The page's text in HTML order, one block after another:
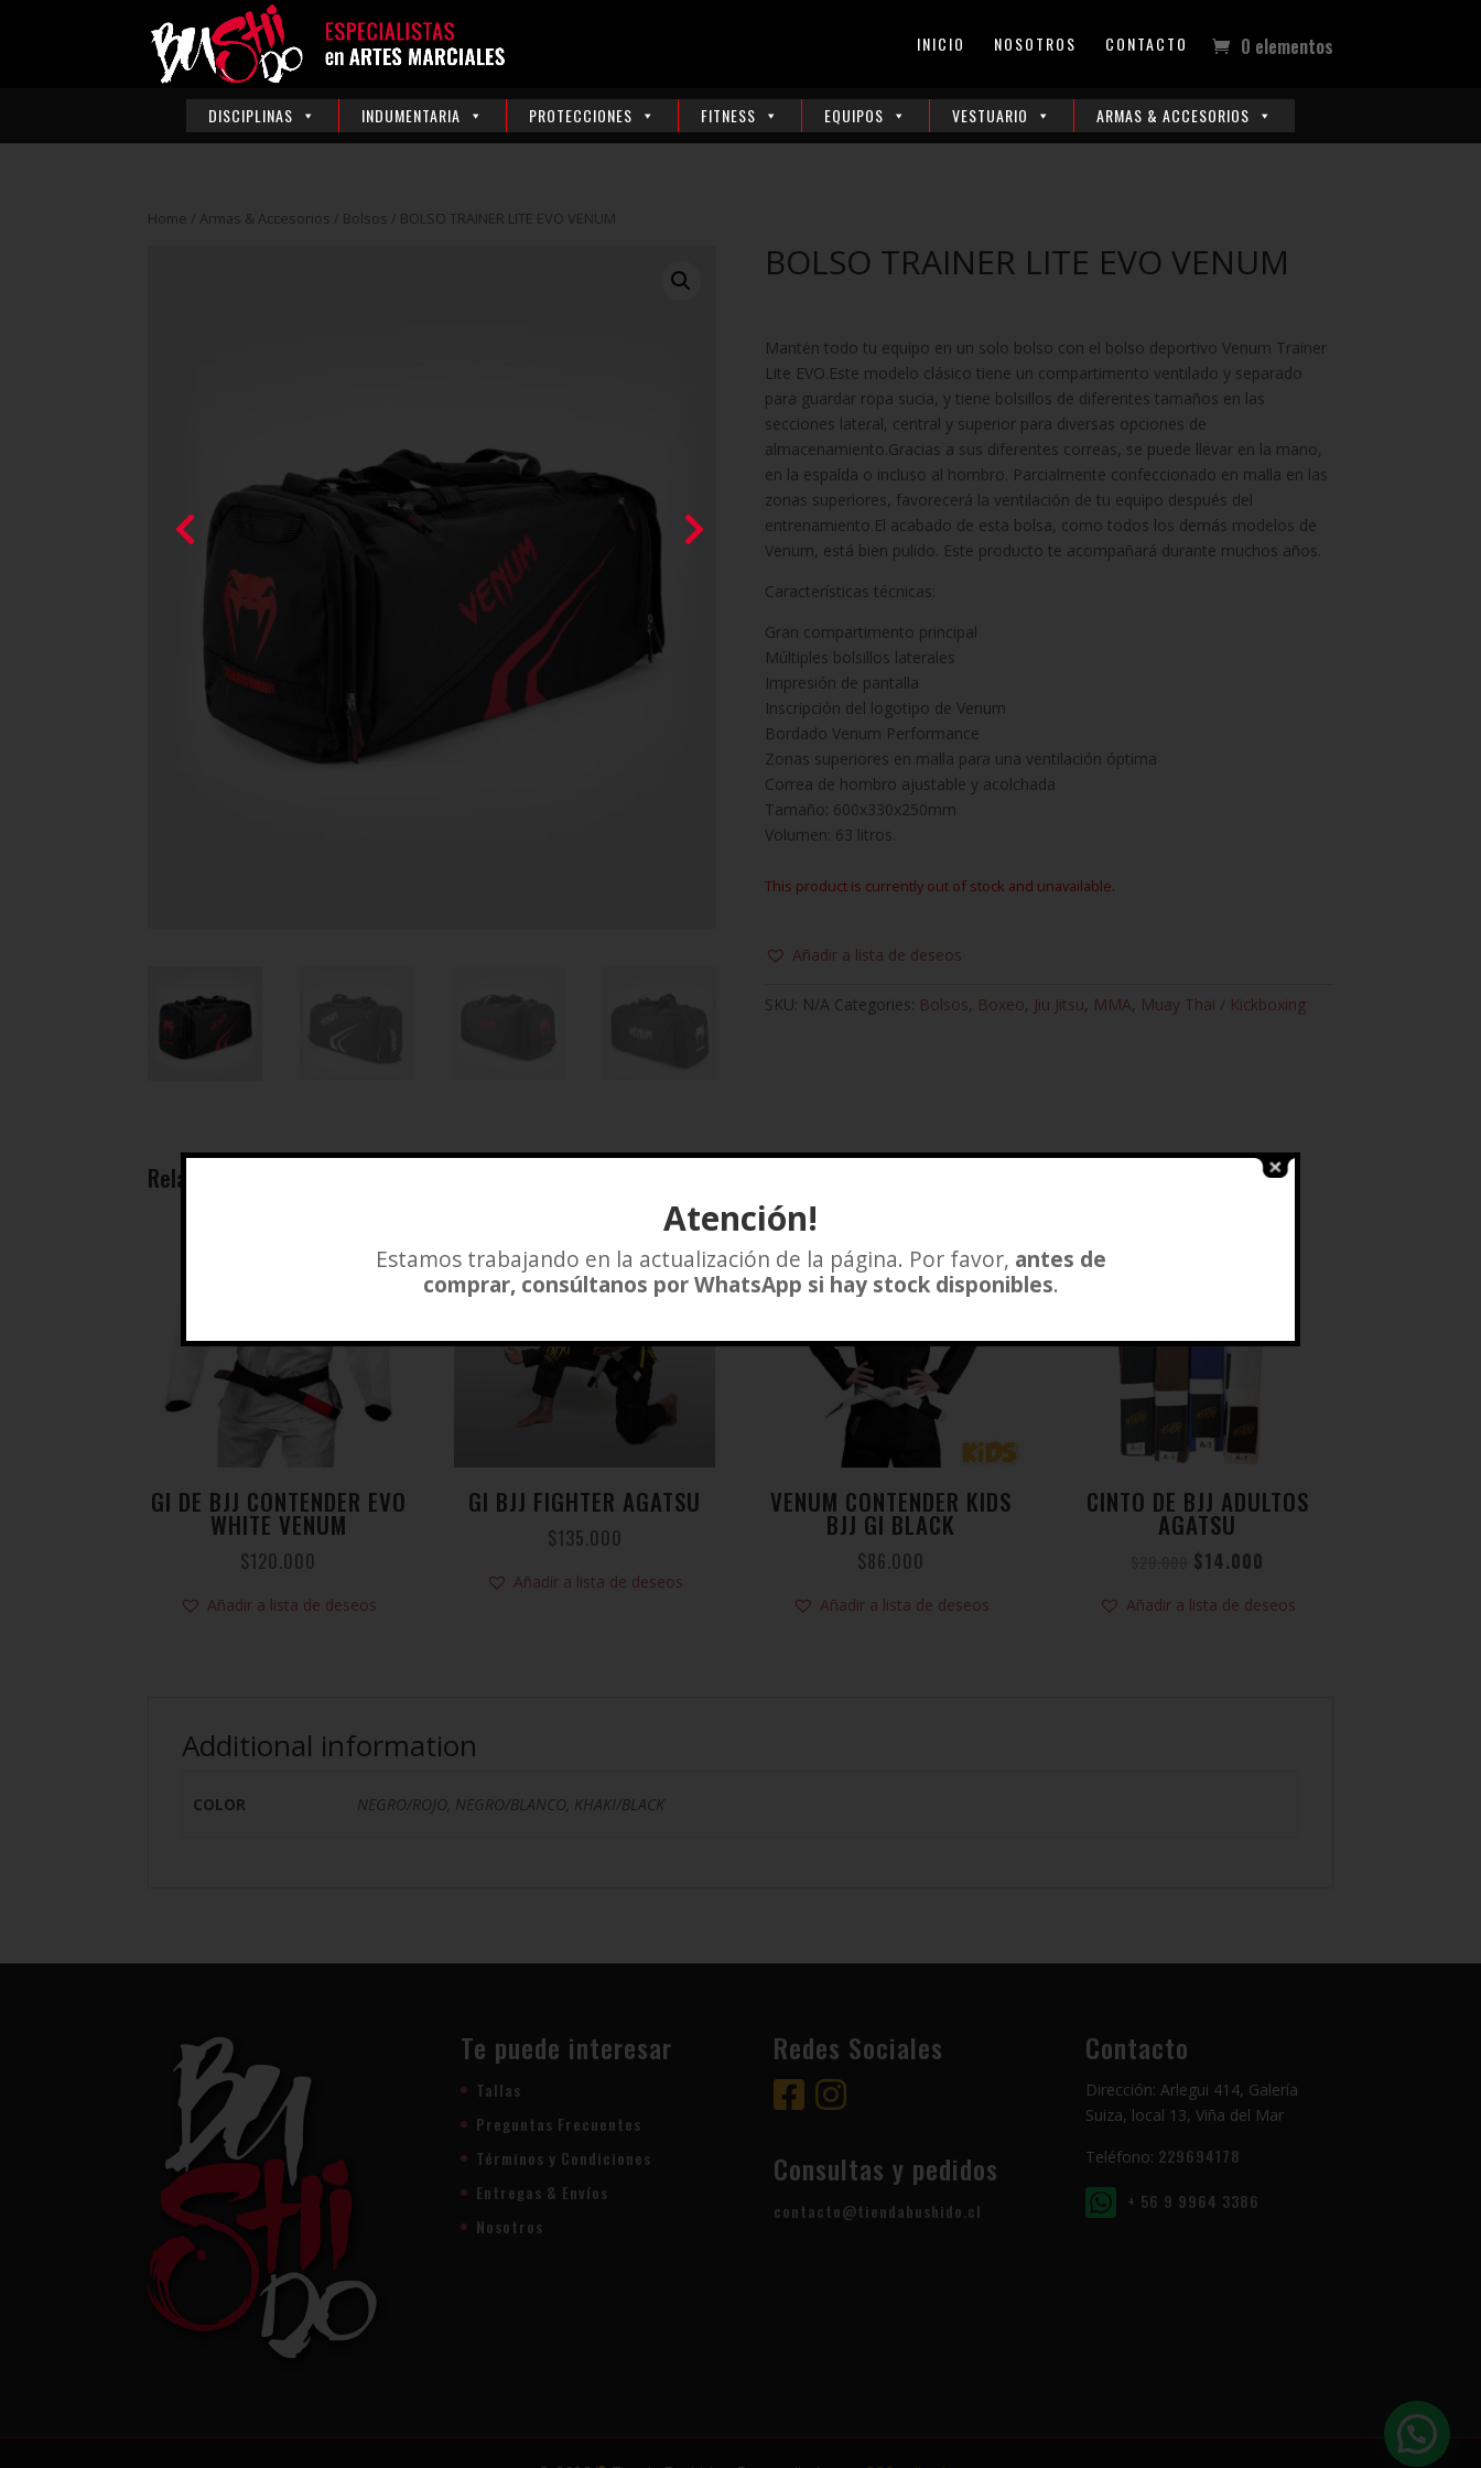
INICIO NOSOTROS CONTACTO 0 elementos
DISCIPLINAS INDUMENTARIA PROTECCIONES FITNESS EQUIPOS VESTUARIO ARMAS & ACCESORIOS
Home / Armas & Accesorios / Bolsos / BOLSO TRAINER LITE EVO VENUM
BOLSO TRAINER LITE EVO VENUM
Mantén todo tu equipo en un solo bolso con el bolso deportivo Venum Trainer
Lite EVO.Este modelo clásico tiene un compartimento ventilado y separado
para guardar ropa sucia, y tiene bolsillos de diferentes tamaños en las
secciones lateral, central y superior para diversas opciones de
almacenamiento.Gracias a sus diferentes correas, se puede llevar en la mano,
en la espalda o incluso al hombro. Parcialmente confeccionado en malla en las
zonas superiores, favorecerá la ventilación de tu equipo después del
entrenamiento.El acabado de esta bolsa, como todos los demás modelos de
Venum, está bien pulido. Este producto te acompañará durante muchos años.
Características técnicas:
Gran compartimento principal
Múltiples bolsillos laterales
Impresión de pantalla
Inscripción del logotipo de Venum
Bordado Venum Performance
Zonas superiores en malla para una ventilación óptima
Correa de hombro ajustable y acolchada
Tamaño: 600x330x250mm
Volumen: 63 litros.
This product is currently out of stock and unavailable.
Añadir a lista de deseos
SKU: N/A Categories: Bolsos, Boxeo, Jiu Jitsu, MMA, Muay Thai / Kickboxing
Related products
GI DE BJJ CONTENDER EVO
WHITE VENUM
$120.000
Añadir a lista de deseos
GI BJJ FIGHTER AGATSU
$135.000
Añadir a lista de deseos
VENUM CONTENDER KIDS
BJJ GI BLACK
$86.000
Añadir a lista de deseos
CINTO DE BJJ ADULTOS
AGATSU
$14.000
Añadir a lista de deseos
Additional information
COLOR NEGRO/ROJO, NEGRO/BLANCO, KHAKI/BLACK
Te puede interesar
Tallas
Preguntas Frecuentes
Términos y Condiciones
Entregas & Envíos
Nosotros
Redes Sociales
Consultas y pedidos
contacto@tiendabushido.cl
Contacto
Dirección: Arlegui 414, Galería
Suiza, local 13, Viña del Mar
Teléfono: 229694178
+ 56 9 9964 3386
Atención!
Estamos trabajando en la actualización de la página. Por favor, antes de
comprar, consúltanos por WhatsApp si hay stock disponibles.